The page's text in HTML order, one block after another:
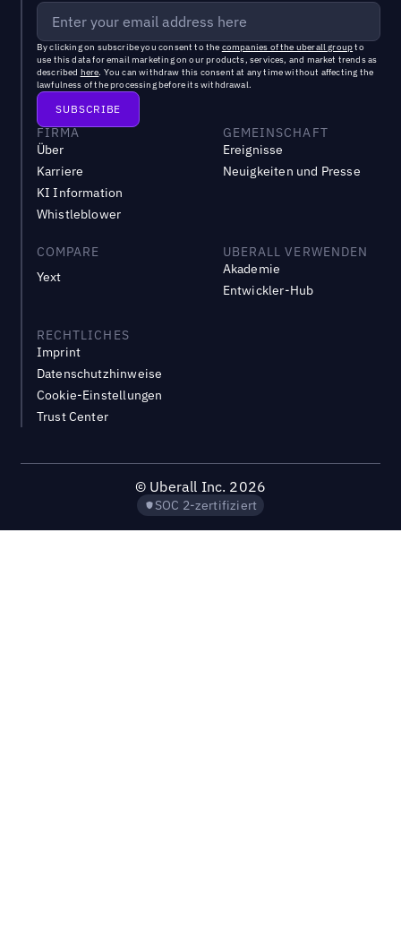
By clicking on subscribe you consent to the companies of the uberall groupto
use this data for email marketing on our products, services, and market trends as
described here. You can withdraw this consent at any time without affecting the
lawfulness of the processing before its withdrawal.
FIRMA
Über
Karriere
KI Information
Whistleblower
GEMEINSCHAFT
Ereignisse
Neuigkeiten und Presse
COMPARE
Yext
UBERALL VERWENDEN
Akademie
Entwickler-Hub
RECHTLICHES
Imprint
Datenschutzhinweise
Cookie-Einstellungen
Trust Center
© Uberall Inc. 2026
SOC 2-zertifiziert